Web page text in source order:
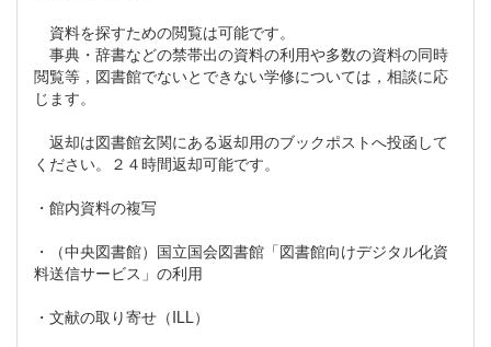
資料を探すための閲覧は可能です。
事典・辞書などの禁帯出の資料の利用や多数の資料の同時
閲覧等，図書館でないとできない学修については，相談に応
じます。
返却は図書館玄関にある返却用のブックポストへ投函して
ください。２４時間返却可能です。
・館内資料の複写
・（中央図書館）国立国会図書館「図書館向けデジタル化資
料送信サービス」の利用
・文献の取り寄せ（ILL）